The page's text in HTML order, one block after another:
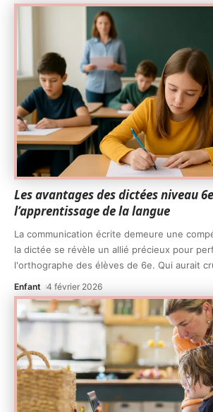
Les avantages des dictées niveau
l’apprentissage de la langue
La communication écrite demeure une
la dictée se révèle un allié précieux pour
l'orthographe des élèves de 6e. Qui aurait
Enfant 4 février 2026